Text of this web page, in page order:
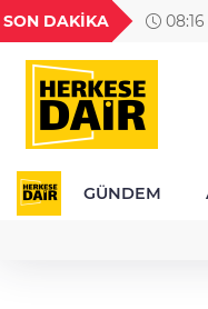
SON DAKİKA18,2406
GÜNDEM